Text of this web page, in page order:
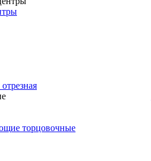
торцовочные